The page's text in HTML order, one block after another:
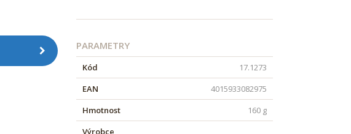
PARAMETRY
Kód
17.1273
EAN
4015933082975
Hmotnost
160 g
Výrobce